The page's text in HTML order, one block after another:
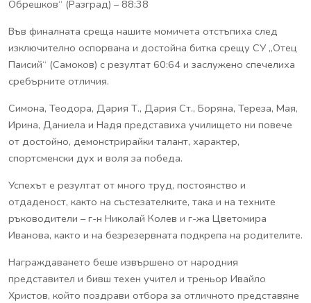
Обрешков“ (Разград) – 88:38
Във финалната среща нашите момичета отстъпиха след
изключително оспорвана и достойна битка срещу СУ „Отец
Паисий“ (Самоков) с резултат 60:64 и заслужено спечелиха
сребърните отличия.
Симона, Теодора, Дария Т., Дария Ст., Боряна, Тереза, Мая,
Ирина, Даниела и Надя представиха училището ни повече
от достойно, демонстрирайки талант, характер,
спортсменски дух и воля за победа.
Успехът е резултат от много труд, постоянство и
отдаденост, както на състезателките, така и на техните
ръководители – г-н Николай Колев и г-жа Цветомира
Иванова, както и на безрезервната подкрепа на родителите.
Награждаването беше извършено от народния
представител и бивш техен учител и треньор Ивайло
Христов, който поздрави отбора за отличното представяне